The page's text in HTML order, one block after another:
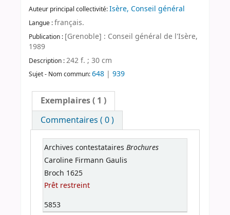
Auteur principal collectivité:Isère, Conseil général
Langue :français.
Publication : [Grenoble] : Conseil général de l'Isère,
1989
Description :242 f. ; 30 cm
Sujet - Nom commun:648 | 939
Exemplaires( 1 )
Commentaires ( 0 )
Archives contestataires Brochures
Caroline Firmann Gaulis
Broch 1625
Prêt restreint
5853